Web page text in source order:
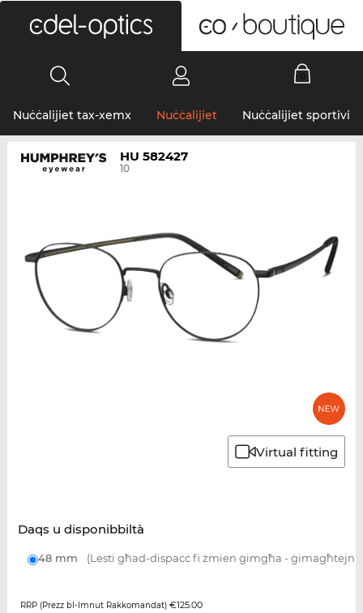
Nuċċalijiet tax-xemx Nuċċalijiet Nuċċalijiet sportivi
HU 582427
10
Virtual fitting
Daqs u disponibbiltà
48 mm (Lesti għad-dispaċċ fi żmien ġimgħa - ġimagħtejn)
RRP (Prezz bl-Imnut Rakkomandat) €125.00